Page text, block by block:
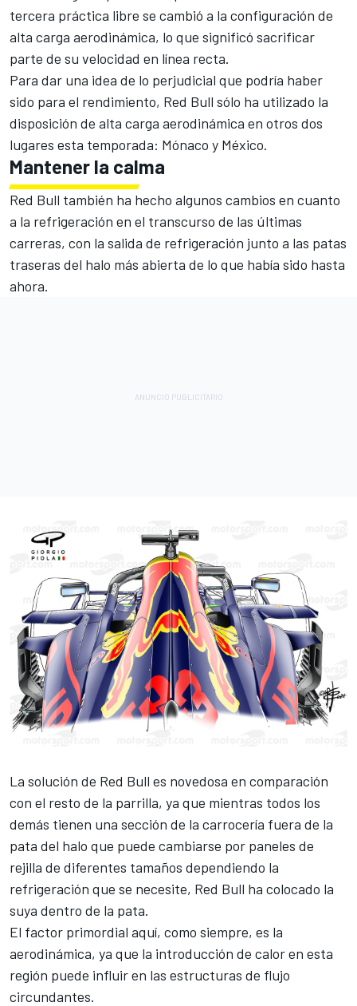
tercera práctica libre se cambió a la configuración de
alta carga aerodinámica, lo que significó sacrificar
parte de su velocidad en línea recta.
Para dar una idea de lo perjudicial que podría haber
sido para el rendimiento, Red Bull sólo ha utilizado la
disposición de alta carga aerodinámica en otros dos
lugares esta temporada: Mónaco y México.
Mantener la calma
Red Bull también ha hecho algunos cambios en cuanto
a la refrigeración en el transcurso de las últimas
carreras, con la salida de refrigeración junto a las patas
traseras del halo más abierta de lo que había sido hasta
ahora.
La solución de Red Bull es novedosa en comparación
con el resto de la parrilla, ya que mientras todos los
demás tienen una sección de la carrocería fuera de la
pata del halo que puede cambiarse por paneles de
rejilla de diferentes tamaños dependiendo la
refrigeración que se necesite, Red Bull ha colocado la
suya dentro de la pata.
El factor primordial aquí, como siempre, es la
aerodinámica, ya que la introducción de calor en esta
región puede influir en las estructuras de flujo
circundantes.